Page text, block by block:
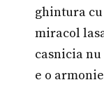
ghintura
miracol
casnicia
e o